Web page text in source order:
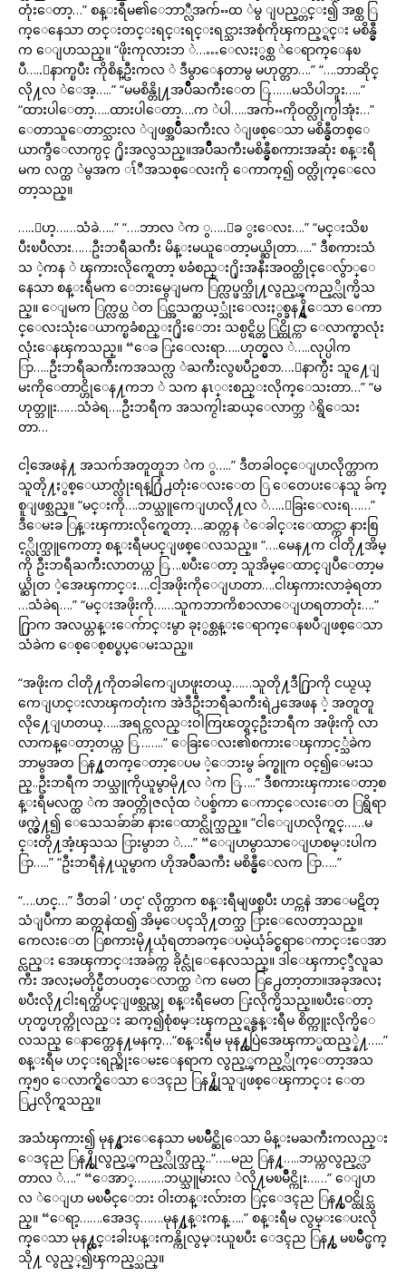
တုံးေတာ့…” စန္းရီမ၏ေဘာ္လီအက်ႌထ ဲမွ ျပည့္တင္း၍ အစ္ထ ြ
က္ေနေသာ တင္းတင္းရင္းရင္းရင္သားအစုံကိုၾကည့္ရင္း မစိန္မွီ
က ေျပာသည္။ “ဖိုးကုလားဘ ဲ……ေလးႏွစ္ထ ဲေရာက္ေနၿ
ပီ…..ေနာက္ၿပီး ကိုစိန္ဦးကလ ဲ ဒီမွာေနတာမွ မဟုတ္တာ….” “….ဘာဆိုင္
လို႔လ ဲေအ့…..” “မမစိန္တို႔အပ်ိဳႀကီးေတ ြ…….မသိပါဘူး…..”
“ထားပါေတာ့…..ထားပါေတာ့….က ဲပါ…..အက်ႌကိုဝတ္လိုက္ပါအုံး…”
ေတာသူေတာင္သားလ ဲျဖစ္အပ်ိဳႀကီးလ ဲျဖစ္ေသာ မစိန္မွီတစ္ေ
ယာက္ဒီေလာက္ပင္ ႐ိုးအလွသည္။အပ်ိဳႀကီးမစိန္မွီစကားအဆုံး စန္းရီ
မက လက္ထ ဲမွအက ၤ်ီအသစ္ေလးကို ေကာက္၍ ဝတ္လိုက္ေလေ
တာ့သည္။
…..ေဟ့……သံခဲ…..” “….ဘာလ ဲက ွ…..ေခ ွးေလး….” “မင္းသိၿ
ပီးၿပီလား……ဦးဘရီႀကီး မိန္းမယူေတာ့မယ္ဆိုတာ…..” ဒီစကားသံ
သ ဲ့ကန ဲ ၾကားလိုက္ရေတာ့ ၿခံစည္း႐ိုးအနီးအဝတ္ထိုင္ေလွ်ာ္ေ
နေသာ စန္းရီမက ေဘးမွေျမက ြက္လပ္ဖက္သို႔လွည့္ၾကည့္လိုက္မိသ
ည္။ ေျမက ြက္လပ္ထ ဲတ ြင္အသက္ဆယ့္သုံးေလးႏွစ္ခန႔္ရွိေသာ ေကာ
င္ေလးသုံးေယာက္ၿခံစည္း႐ိုးေဘး သစ္ပင္ရိပ္တ ြင္ထိုင္ကာ ေလာက္စာလုံး
လုံးေနၾကသည္။ “ေခ ြးေလးရာ…..ဟုတ္မွလ ဲ…..လုပ္ပါက
ြာ…..ဦးဘရီႀကီးကအသက္လ ဲႀကီးလွၿပီဥစၥာ….ေနာက္ပီး သူ႔ေျ
မးကိုေတာင္ဟိုေန႔ကဘ ဲ သက နၤ္းစည္းလိုက္ေသးတာ…” “မ
ဟုတ္ဘူး……သံခဲရ….ဦးဘရီက အသက္ငါးဆယ္ေလာက္ဘ ဲရွိေသး
တာ…
ငါ့အေဖနဲ႔ အသက်အတူတူဘ ဲက ွ…..” ဒီတခါဝင္ေျပာလိုက္တာက
သူတို႔ႏွစ္ေယာက္လုံးရန္႐ြံ႕တုံးေလးေတ ြ ေတေပးေနသူ ခ်က္
စူျဖစ္သည္။ “မင္းကို….ဘယ္သူကေျပာလို႔လ ဲ…..ေခြးေလးရ……”
ဒီေမးခ ြန္းၾကားလိုက္ရေတာ့….ဆတ္ကန ဲေခါင္းေထာင္ကာ နားစြ
င့္လိုက္သူကေတာ့ စန္းရီမပင္ျဖစ္ေလသည္။ “….မေန႔က ငါတို႔အိမ္
ကို ဦးဘရီႀကီးလာတယ္က ြ….ၿပီးေတာ့ သူအိမ္ေထာင္ျပဳေတာ့မ
ယ္ဆိုတ ဲ့အေၾကာင္း….ငါ့အဖိုးကိုေျပာတာ….ငါၾကားလာခဲ့ရတာ
…သံခဲရ….” “မင္းအဖိုးကို……သူကဘာကိစၥလာေျပာရတာတုံး….”
႐ြာက အလယ္တန္းေက်ာင္းမွာ ခုႏွစ္တန္းေရာက္ေနၿပီျဖစ္ေသာ
သံခဲက ေစ့ေစ့စပ္စပ္ေမးသည္။
“အဖိုးက ငါတို႔ကိုတခါကေျပာဖူးတယ္……သူတို႔ဒီ႐ြာကို ငယ္ငယ္
ကေျပာင္းလာၾကတုံးက အဲဒီဦးဘရီႀကီးရဲ႕အေဖန ဲ့ အတူတူ
လို႔ေျပာတယ္…..အရင္ကလည္းဝါကြၽတ္ရင္ဦးဘရီက အဖိုးကို လာ
လာကန္ေတာ့တယ္က ြ……..” ေခြးေလး၏စကားေၾကာင့္သံခဲက
ဘာမွအတ ြန႔္မတက္ေတာ့ေပမ ဲ့ေဘးမွ ခ်က္စူက ဝင္၍ေမးသ
ည္..ဦးဘရီက ဘယ္သူကိုယူမွာမို႔လ ဲက ြ…..” ဒီစကားၾကားေတာ့စ
န္းရီမလက္ထ ဲက အဝတ္ကိုဇလုံထ ဲပစ္ခ်ကာ ေကာင္ေလးေတ ြရွိရာ
ဖက္လွဲ႔၍ ေသေသခ်ာခ်ာ နားေထာင္လိုက္သည္။ “ငါေျပာလိုက္ရင္……မ
င္းတို႔အံ့ၾသသ ြားမွာဘ ဲ….” “ေျပာမွာသာေျပာစမ္းပါက
ြာ…..” “ဦးဘရီနဲ႔ယူမွာက ဟိုအပ်ိဳႀကီး မစိန္မွီေလက ြာ…..”
“….ဟင္…” ဒီတခါ ‘ ဟင္‘ လိုက္တာက စန္းရီမျဖစ္ၿပီး ဟင္ကနဲ အာေမဋိတ္
သံျပဳကာ ဆတ္ကနဲထ၍ အိမ္ေပၚသို႔တက္သ ြားေလေတာ့သည္။
ကေလးေတ ြစကားမို႔ယုံရတာခက္ေပမဲ့ယုံခ်င္စရာေကာင္းေအာ
င္လည္း အေၾကာင္းအခ်က္က ခိုင္လုံေနေလသည္။ ဒါေၾကာင့္ဒီလူႀ
ကီး အလႈမတိုင္မီတပတ္ေလာက္ထ ဲက မေတ ြ႕ေတာ့တာ။အခုအလႈ
ၿပီးလို႔ငါးရက္ထိပင္ျဖစ္သည္ဟု စန္းရီမေတ ြးလိုက္မိသည္။ၿပီးေတာ့
ဟုတ္မဟုတ္ကိုလည္း ဆက္၍စုံစမ္းၾကည့္ရန္စန္းရီမ စိတ္ကူးလိုက္မိေ
လသည္ ေနာက္တေန႔မနက္…“စန္းရီမ မုန႔္တပြဲအေၾကာ္မထည့္နဲ႔…..”
စန္းရီမ ဟင္းရည္အိုးေမႊေနရာက လွည့္ၾကည့္လိုက္ေတာ့အသ
က္၅၀ ေလာက္ရွိေသာ ေဒၚည ြန႔္ဆိုသူျဖစ္ေၾကာင္း ေတ
ြ႕လိုက္ရသည္။
အသံၾကား၍ မုန႔္စားေနေသာ မၿမိဳင္ဆိုေသာ မိန္းမႀကီးကလည္း
ေဒၚည ြန႔္ကိုလွည့္ၾကည့္လိုက္သည္..“…..မည ြန႔္…..ဘယ္ကလွည့္လာ
တာလ ဲ….” “ေအာ္………ဘယ္သူမ်ားလ ဲလို႔မၿမိဳင္ကိုး……” ေျပာ
လ ဲေျပာ မၿမိဳင္ေဘး ဝါးတန္းလ်ားတ ြင္ေဒၚည ြန႔္ကဝင္ထိုင္သ
ည္။ “ေရာ့…….အေဒၚ…….မုန႔္ပန္းကန္…..” စန္းရီမ လွမ္းေပးလို
က္ေသာ မုန႔္ဟင္းခါးပန္းကန္ကိုလွမ္းယူၿပီး ေဒၚည ြန႔္က မၿမိဳင္ဖက္
သို႔ လွည့္၍ၾကည့္သည္။